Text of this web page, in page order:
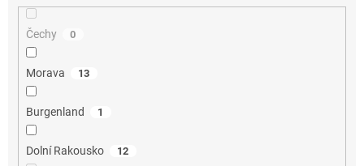
Čechy 0
Morava 13
Burgenland 1
Dolní Rakousko 12